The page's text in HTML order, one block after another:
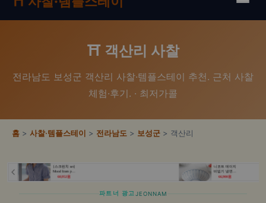
⛩️ 객산리 사찰
전라남도 보성군 객산리 사찰·템플스테이 추천. 근처 사찰
체험·후기. · 최저가콜
홈 > 사찰·템플스테이 > 전라남도 > 보성군 > 객산리
파트너 광고JEONNAM